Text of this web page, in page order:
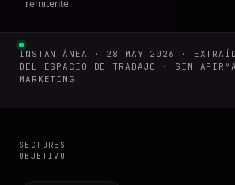
remitente.
INSTANTÁNEA · 28 MAY 2026 ·
DEL ESPACIO DE TRABAJO · SIN
MARKETING
SECTORES
OBJETIVO